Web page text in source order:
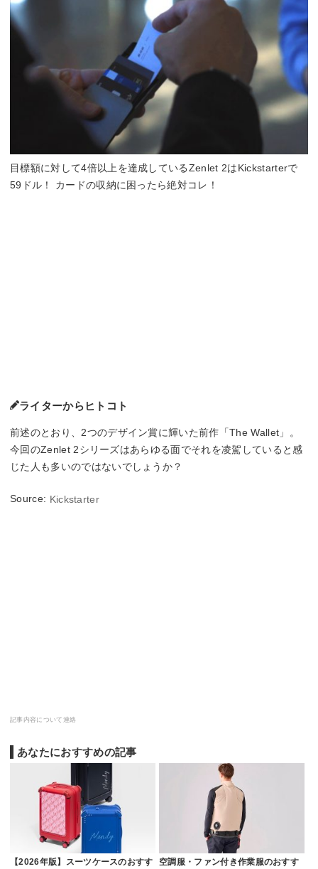
目標額に対して4倍以上を達成しているZenlet 2はKickstarterで
59ドル！ カードの収納に困ったら絶対コレ！
ライターからヒトコト
前述のとおり、2つのデザイン賞に輝いた前作「The Wallet」。
今回のZenlet 2シリーズはあらゆる面でそれを凌駕していると感
じた人も多いのではないでしょうか？
Source: Kickstarter
記事内容について連絡
あなたにおすすめの記事
【2026年版】スーツケースのおすす
空調服・ファン付き作業服のおすす